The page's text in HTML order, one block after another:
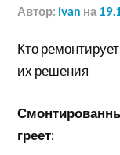
Автор: ivan на
Кто
их решения
греет: